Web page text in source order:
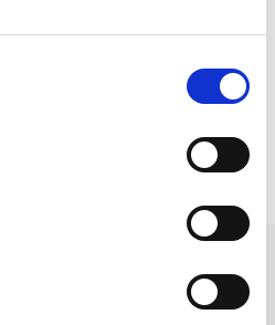
profesionist sub lumina alba.